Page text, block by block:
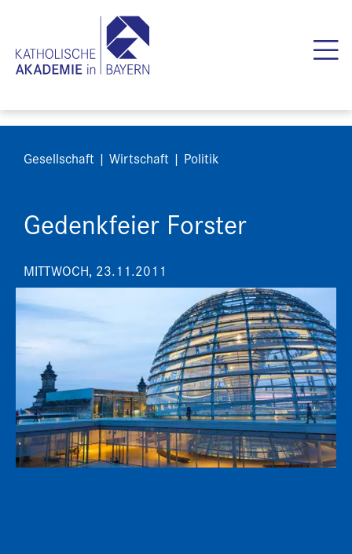
Gesellschaft | Wirtschaft | Politik
Gedenkfeier Forster
MITTWOCH, 23.11.2011